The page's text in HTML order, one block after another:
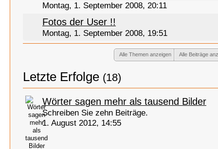
Montag, 1. September 2008, 20:11
Fotos der User !!
Montag, 1. September 2008, 19:51
Alle Beiträge
Alle Themen anzeigen
Letzte Erfolge (18)
Wörter sagen mehr als tausend Bilder
Schreiben Sie zehn Beiträge.
1. August 2012, 14:55